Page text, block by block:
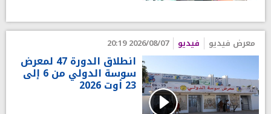
معرض فيديو فيديو 2026/08/07 20:19
انطلاق الدورة 47 لمعرض
سوسة الدولي من 6 إلى
23 أوت 2026